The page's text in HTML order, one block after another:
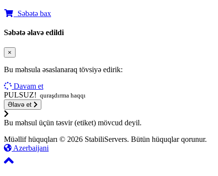
Səbətə bax
Səbətə əlavə edildi
×
Bu məhsula əsaslanaraq tövsiyə edirik:
Davam et
PULSUZ! quraşdırma haqqı
Əlavə et
Bu məhsul üçün təsvir (etiket) mövcud deyil.
Müəllif hüquqları © 2026 StabiliServers. Bütün hüquqlar qorunur.
Azerbaijani